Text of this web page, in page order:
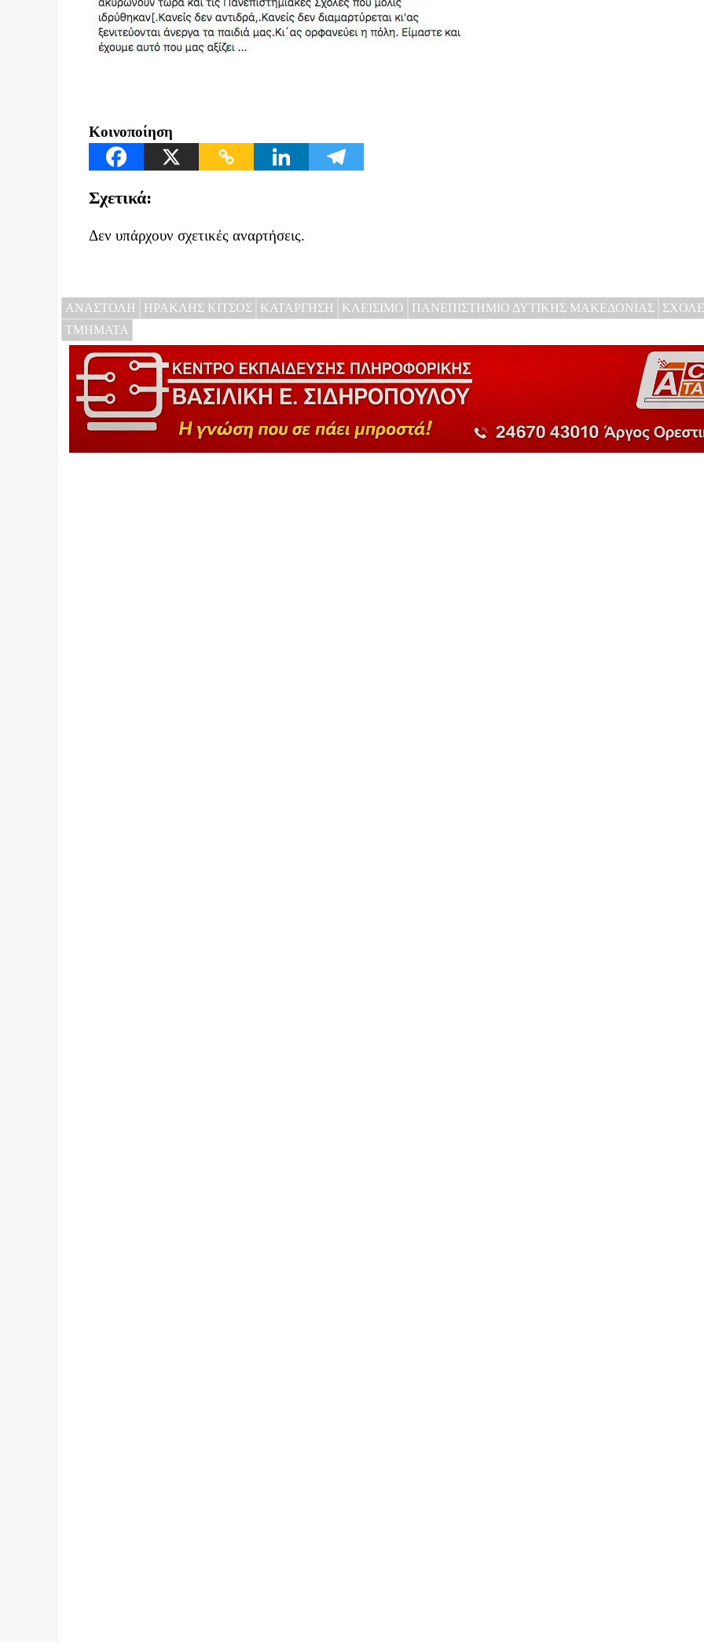
Κοινοποίηση
Σχετικά:
Δεν υπάρχουν σχετικές αναρτήσεις.
ΑΝΑΣΤΟΛΗ ΗΡΑΚΛΗΣ ΚΙΤΣΟΣ ΚΑΤΑΡΓΗΣΗ ΚΛΕΙΣΙΜΟ ΠΑΝΕΠΙΣΤΗΜΙΟ ΔΥΤΙΚΗΣ ΜΑΚΕΔΟΝΙΑΣ
ΤΜΗΜΑΤΑ